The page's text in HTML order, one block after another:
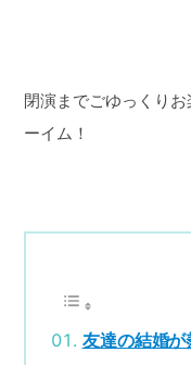
閉演までごゆっくり
ーイム！
友達の結婚